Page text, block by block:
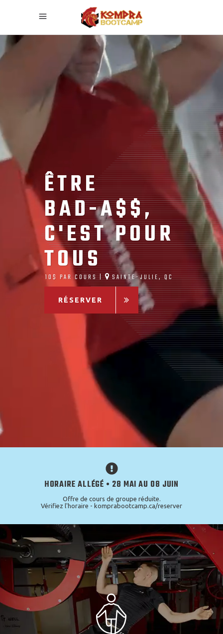
RÉSERVER
ÊTRE
BAD-A$$,
C'EST POUR
TOUS
10$ PAR COURS | SAINTE-JULIE, QC
HORAIRE ALLÉGÉ • 28 MAI AU 08 JUIN
Offre de cours de groupe réduite.
Vérifiez l'horaire - komprabootcamp.ca/reserver